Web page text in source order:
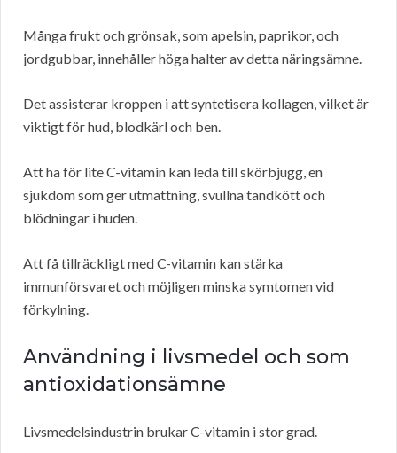
Många frukt och grönsak, som apelsin, paprikor, och
jordgubbar, innehåller höga halter av detta näringsämne.
Det assisterar kroppen i att syntetisera kollagen, vilket är
viktigt för hud, blodkärl och ben.
Att ha för lite C-vitamin kan leda till skörbjugg, en
sjukdom som ger utmattning, svullna tandkött och
blödningar i huden.
Att få tillräckligt med C-vitamin kan stärka
immunförsvaret och möjligen minska symtomen vid
förkylning.
Användning i livsmedel och som
antioxidationsämne
Livsmedelsindustrin brukar C-vitamin i stor grad.